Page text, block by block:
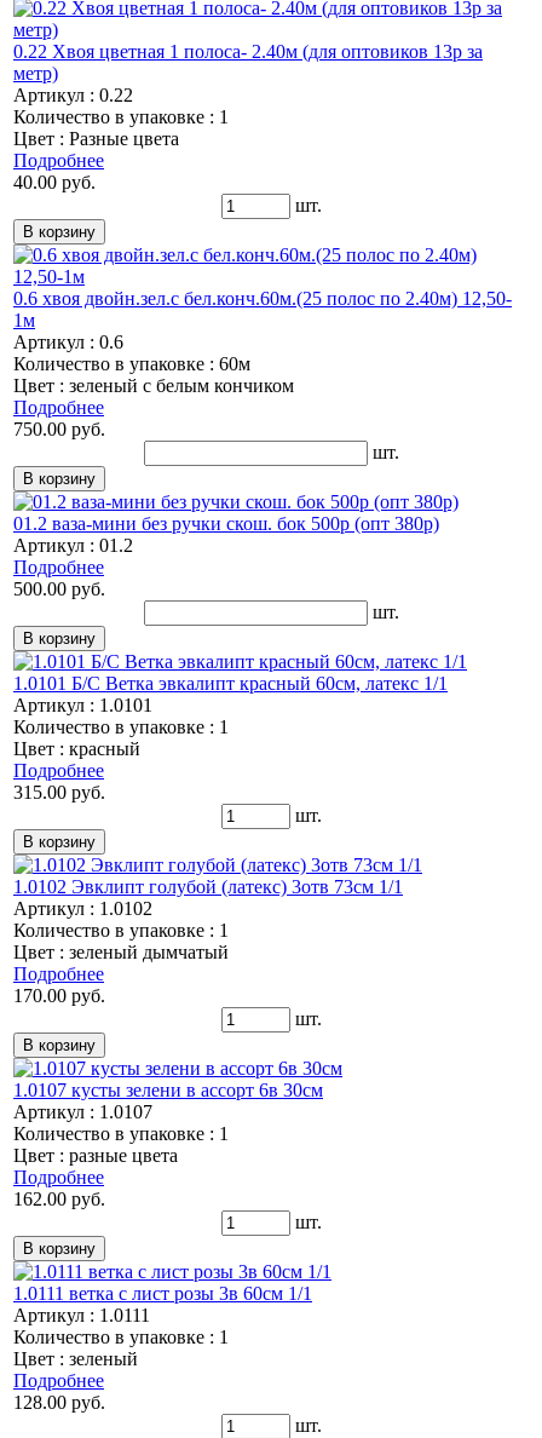
0.22 Хвоя цветная 1 полоса- 2.40м (для оптовиков 13р за
метр)
Артикул : 0.22
Количество в упаковке : 1
Цвет : Разные цвета
Подробнее
40.00 руб.
шт.
0.6 хвоя двойн.зел.с бел.конч.60м.(25 полос по 2.40м) 12,50-
1м
Артикул : 0.6
Количество в упаковке : 60м
Цвет : зеленый с белым кончиком
Подробнее
750.00 руб.
шт.
01.2 ваза-мини без ручки скош. бок 500р (опт 380р)
Артикул : 01.2
Подробнее
500.00 руб.
шт.
1.0101 Б/С Ветка эвкалипт красный 60см, латекс 1/1
Артикул : 1.0101
Количество в упаковке : 1
Цвет : красный
Подробнее
315.00 руб.
шт.
1.0102 Эвклипт голубой (латекс) 3отв 73см 1/1
Артикул : 1.0102
Количество в упаковке : 1
Цвет : зеленый дымчатый
Подробнее
170.00 руб.
шт.
1.0107 кусты зелени в ассорт 6в 30см
Артикул : 1.0107
Количество в упаковке : 1
Цвет : разные цвета
Подробнее
162.00 руб.
шт.
1.0111 ветка с лист розы 3в 60см 1/1
Артикул : 1.0111
Количество в упаковке : 1
Цвет : зеленый
Подробнее
128.00 руб.
шт.